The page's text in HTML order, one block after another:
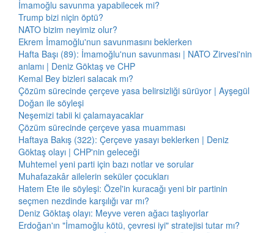
İmamoğlu savunma yapabilecek mi?
Trump bizi niçin öptü?
NATO bizim neyimiz olur?
Ekrem İmamoğlu'nun savunmasını beklerken
Hafta Başı (89): İmamoğlu'nun savunması | NATO Zirvesi'nin
anlamı | Deniz Göktaş ve CHP
Kemal Bey bizleri salacak mı?
Çözüm sürecinde çerçeve yasa belirsizliği sürüyor | Ayşegül
Doğan ile söyleşi
Neşemizi tabii ki çalamayacaklar
Çözüm sürecinde çerçeve yasa muamması
Haftaya Bakış (322): Çerçeve yasayı beklerken | Deniz
Göktaş olayı | CHP'nin geleceği
Muhtemel yeni parti için bazı notlar ve sorular
Muhafazakâr ailelerin seküler çocukları
Hatem Ete ile söyleşi: Özel'in kuracağı yeni bir partinin
seçmen nezdinde karşılığı var mı?
Deniz Göktaş olayı: Meyve veren ağacı taşlıyorlar
Erdoğan'ın "İmamoğlu kötü, çevresi iyi" stratejisi tutar mı?